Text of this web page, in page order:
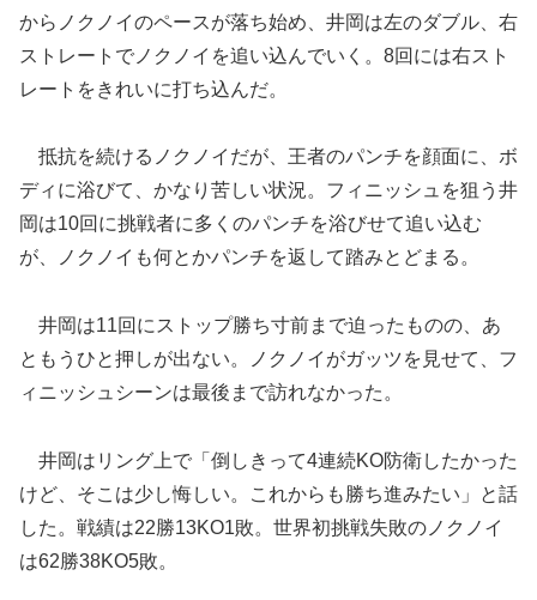
からノクノイのペースが落ち始め、井岡は左のダブル、右
ストレートでノクノイを追い込んでいく。8回には右スト
レートをきれいに打ち込んだ。
抵抗を続けるノクノイだが、王者のパンチを顔面に、ボ
ディに浴びて、かなり苦しい状況。フィニッシュを狙う井
岡は10回に挑戦者に多くのパンチを浴びせて追い込む
が、ノクノイも何とかパンチを返して踏みとどまる。
井岡は11回にストップ勝ち寸前まで迫ったものの、あ
ともうひと押しが出ない。ノクノイがガッツを見せて、フ
ィニッシュシーンは最後まで訪れなかった。
井岡はリング上で「倒しきって4連続KO防衛したかった
けど、そこは少し悔しい。これからも勝ち進みたい」と話
した。戦績は22勝13KO1敗。世界初挑戦失敗のノクノイ
は62勝38KO5敗。